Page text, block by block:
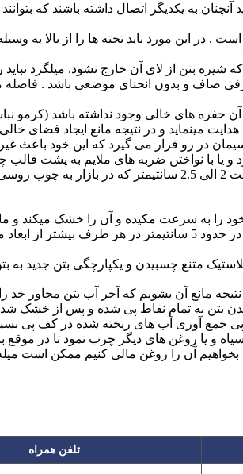
آنچنان به یکدیگر اتصال داشته باشند که
, در این مورد باید تخته ها را از بالا
شیره بتن از لای آن خارج نشود. میلگرد
حفره های خالی وجود نداشته باشد (کرمو
مینماید و در نتیجه مانع ایجاد فضای
سیمان در رو قرار می گیرد که این خود
با نواختن ضربه های ملایم به پشت قالب
محل پی را قالب بندی نمود , این قالب بندی که به آن کفراژ هم گفته می شود ممکن است
به سرعت مکیده و آن را خشک میکند و
در نتیجه بتن مجاور قالب به استقامت دلخواه نمیرسد , بدین لحاظ باید در موقع استفاده از
متنع چسبیدن و یکپارچگی بتن جدید به
مانع آن بشویم که آجر آب بتن مجاور خد
بتن به تمام نقاط پی شده و پس از خشک
جمع آوری آب های ریخته شده در کف پی
و یا روغن های دیگر چرب نمود تا در موقع
بخواهیم آن را روغن مالی کنیم ممکن است
تلفن همراه